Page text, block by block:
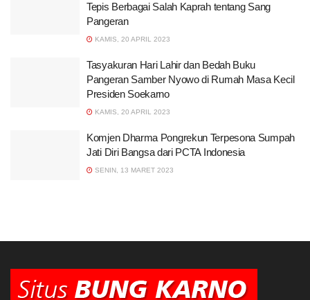
Tepis Berbagai Salah Kaprah tentang Sang
Pangeran
KAMIS, 20 APRIL 2023
Tasyakuran Hari Lahir dan Bedah Buku
Pangeran Samber Nyowo di Rumah Masa Kecil
Presiden Soekarno
KAMIS, 20 APRIL 2023
Komjen Dharma Pongrekun Terpesona Sumpah
Jati Diri Bangsa dari PCTA Indonesia
SENIN, 13 MARET 2023